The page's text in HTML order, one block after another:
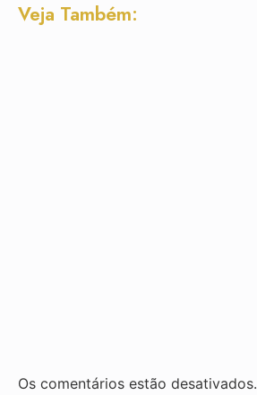
Veja Também:
Os comentários estão desativados.